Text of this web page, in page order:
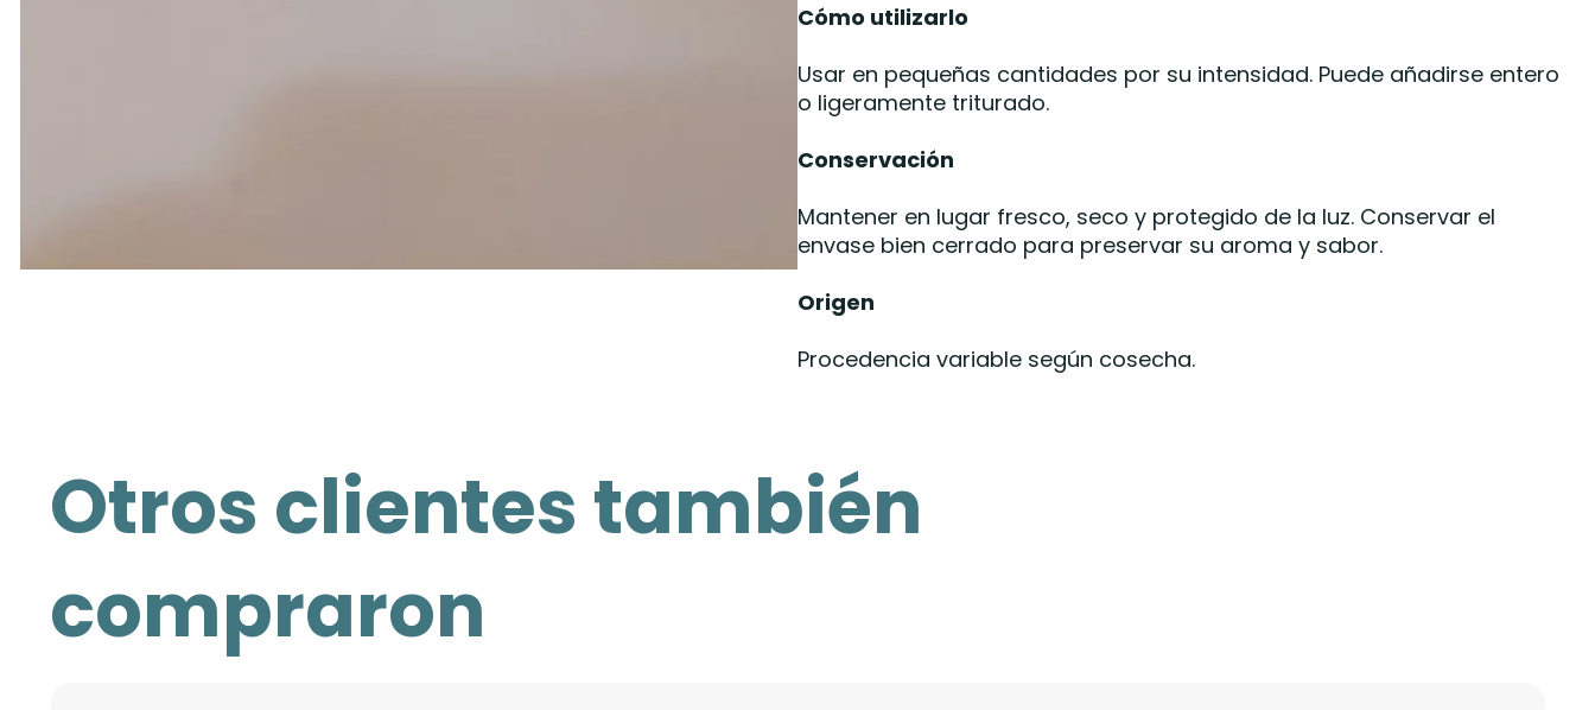
Cómo utilizarlo
Usar en pequeñas cantidades por su intensidad. Puede añadirse entero
o ligeramente triturado.
Conservación
Mantener en lugar fresco, seco y protegido de la luz. Conservar el
envase bien cerrado para preservar su aroma y sabor.
Origen
Procedencia variable según cosecha.
Otros clientes también
compraron